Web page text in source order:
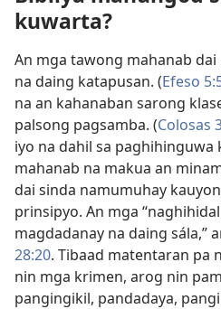
kuwarta?
An mga tawong mahanab
na daing katapusan. (Efeso
na an kahanaban sarong
palsong pagsamba. (Colosas
iyo na dahil sa paghihinguwa
mahanab na makua an
dai sinda namumuhay
prinsipyo. An mga
magdadanay na daing sála,”
28:20. Tibaad matentaran pa
nin mga krimen, arog nin
pangingikil, pandadaya,